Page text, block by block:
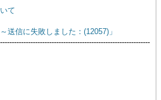
て
送信に失敗しました：(12057)」